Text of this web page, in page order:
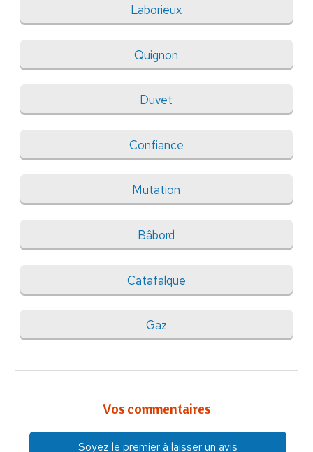
Laborieux
Quignon
Duvet
Confiance
Mutation
Bâbord
Catafalque
Gaz
Vos commentaires
Soyez le premier à laisser un avis